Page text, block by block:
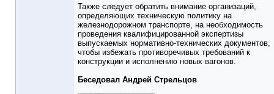
Также следует обратить внимание организаций,
определяющих техническую политику на
железнодорожном транспорте, на необходимость
проведения квалифицированной экспертизы
выпускаемых нормативно-технических документов,
чтобы избежать противоречивых требований к
конструкции и исполнению новых вагонов.
Беседовал Андрей Стрельцов